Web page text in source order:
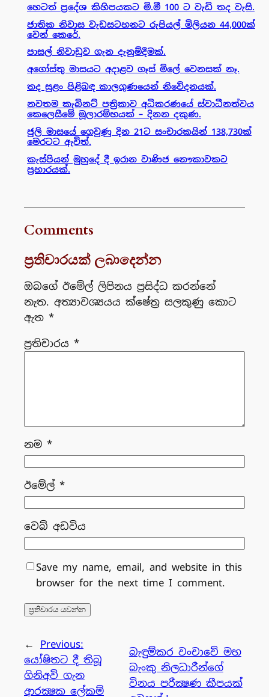
හෙටත් ප්‍රදේශ කිහිපයකට මි.මී 100 ට වැඩි තද වැසි.
ජාතික නිවාස වැඩසටහනට රුපියල් මිලියන 44,000ක්
වෙන් කෙරේ.
පාසල් නිවාඩුව ගැන දැනුම්දීමක්.
අගෝස්තු මාසයට අදාළව ගෑස් මිලේ වෙනසක් නෑ.
තද සුළං පිළිබඳ කාලගුණයෙන් නිවේදනයක්.
නවතම කැබිනට් පත්‍රිකාව අධිකරණයේ ස්වාධීනත්වය
කෙලෙසීමේ මූලාරම්භයක් – දිනන දකුණ.
ජුලි මාසයේ ගෙවුණු දින 21ට සංචාරකයින් 138,730ක්
මෙරටට ඇවිත්.
කැස්පියන් මුහුදේ දී ඉරාන වාණිජ නෞකාවකට
ප්‍රහාරයක්.
Comments
ප්‍රතිචාරයක් ලබාදෙන්න
ඔබගේ ඊමේල් ලිපිනය ප්‍රසිද්ධ කරන්නේ
නැත. අත්‍යාවශ්‍යයය ක්ෂේත්‍ර සලකුණු කොට
ඇත *
ප්‍රතිචාරය *
නම *
ඊමේල් *
වෙබ් අඩවිය
Save my name, email, and website in this
browser for the next time I comment.
←
Previous:
යෝෂිතට දී තිබූ
ගිනිඅවි ගැන
ආරක්‍ෂක ලේකම්
බැඳුම්කර වංචාවේ මහ
බැංකු නිලධාරීන්ගේ
විනය පරීක්‍ෂණ කීපයක්